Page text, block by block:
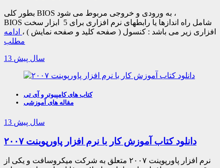
بطور کلی BIOS به ورودی و خروجی مربوط می شود ،
BIOS شامل راه اندازها یا رابطهای نرم افزاری برای 5 ابزار سخت
افزاری زیر می باشد : کنسول ( صفحه کلید و صفحه نمایش ) ، ادامه
مطلب
13 سال پیش
کتاب های کامپیوتر و آی تی
مقاله های آموزشی
13 سال پیش
دانلود کتاب آموزش کار با نرم افزار پاورپوینت ۲۰۰۷
نرم افزار پاورپوینت ۲۰۰۷ متعلق به شرکت میکروسافت و یکی از